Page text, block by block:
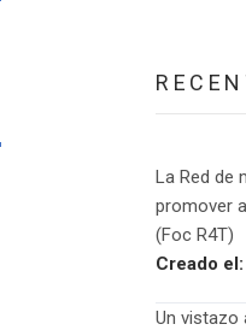
La Red de
promover
(Foc R4T)
Creado el:
Un vistazo